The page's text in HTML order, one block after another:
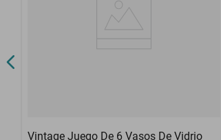
Vintage Juego De 6 Vasos De Vidrio